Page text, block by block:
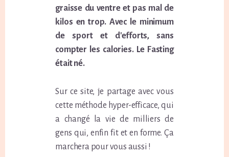
graisse du ventre et pas mal de
kilos en trop. Avec le minimum
de sport et d'efforts, sans
compter les calories. Le Fasting
était né.
Sur ce site, je partage avec vous
cette méthode hyper-efficace, qui
a changé la vie de milliers de
gens qui, enfin fit et en forme. Ça
marchera pour vous aussi !